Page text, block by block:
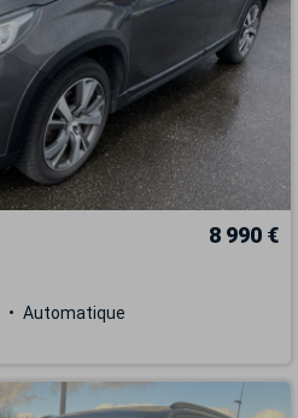
8 990 €
Automatique